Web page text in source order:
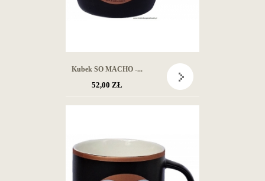
Kubek SO MACHO -...
52,00 ZŁ